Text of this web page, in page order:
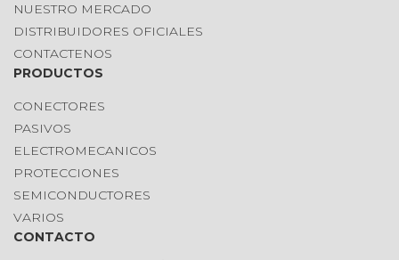
NUESTRO MERCADO
DISTRIBUIDORES OFICIALES
CONTACTENOS
PRODUCTOS
CONECTORES
PASIVOS
ELECTROMECANICOS
PROTECCIONES
SEMICONDUCTORES
VARIOS
CONTACTO